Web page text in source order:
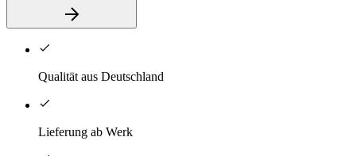
Qualität aus Deutschland
Lieferung ab Werk